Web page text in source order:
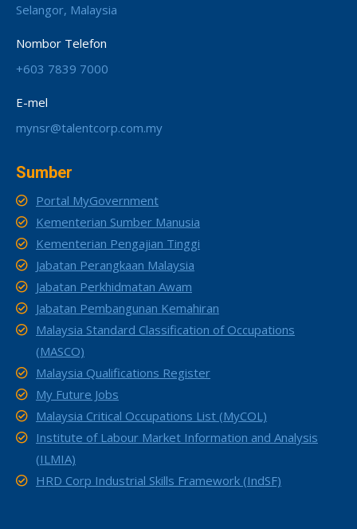
Selangor, Malaysia
Nombor Telefon
+603 7839 7000
E-mel
mynsr@talentcorp.com.my
Sumber
Portal MyGovernment
Kementerian Sumber Manusia
Kementerian Pengajian Tinggi
Jabatan Perangkaan Malaysia
Jabatan Perkhidmatan Awam
Jabatan Pembangunan Kemahiran
Malaysia Standard Classification of Occupations
(MASCO)
Malaysia Qualifications Register
My Future Jobs
Malaysia Critical Occupations List (MyCOL)
Institute of Labour Market Information and Analysis
(ILMIA)
HRD Corp Industrial Skills Framework (IndSF)